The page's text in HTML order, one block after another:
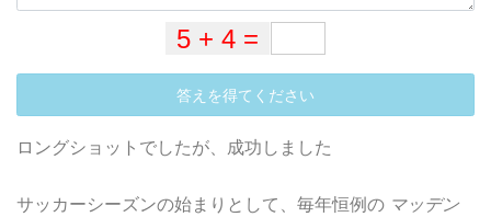
答えを得てください
ロングショットでしたが、成功しました
サッカーシーズンの始まりとして、毎年恒例の マッデン